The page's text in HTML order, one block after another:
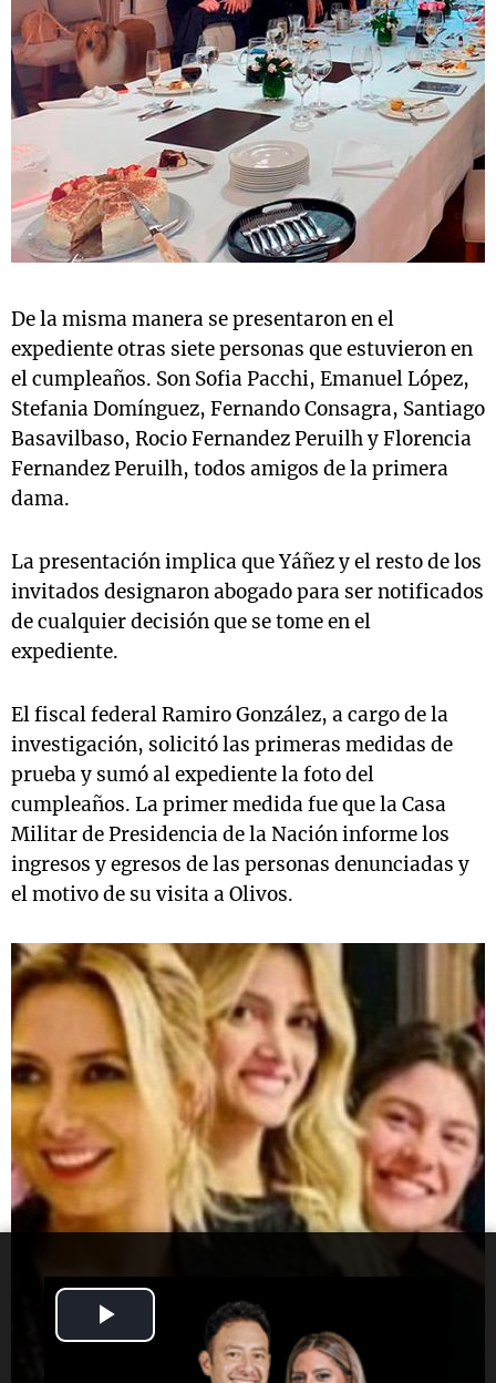
Video
De la misma manera se presentaron en el
expediente otras siete personas que estuvieron en
el cumpleaños. Son Sofia Pacchi, Emanuel López,
Stefania Domínguez, Fernando Consagra, Santiago
Basavilbaso, Rocio Fernandez Peruilh y Florencia
Fernandez Peruilh, todos amigos de la primera
dama.
La presentación implica que Yáñez y el resto de los
invitados designaron abogado para ser notificados
de cualquier decisión que se tome en el
expediente.
El fiscal federal Ramiro González, a cargo de la
investigación, solicitó las primeras medidas de
prueba y sumó al expediente la foto del
cumpleaños. La primer medida fue que la Casa
Militar de Presidencia de la Nación informe los
ingresos y egresos de las personas denunciadas y
el motivo de su visita a Olivos.